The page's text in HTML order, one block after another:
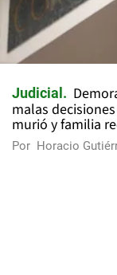
Judicial
malas
murió y familia
Por Horacio